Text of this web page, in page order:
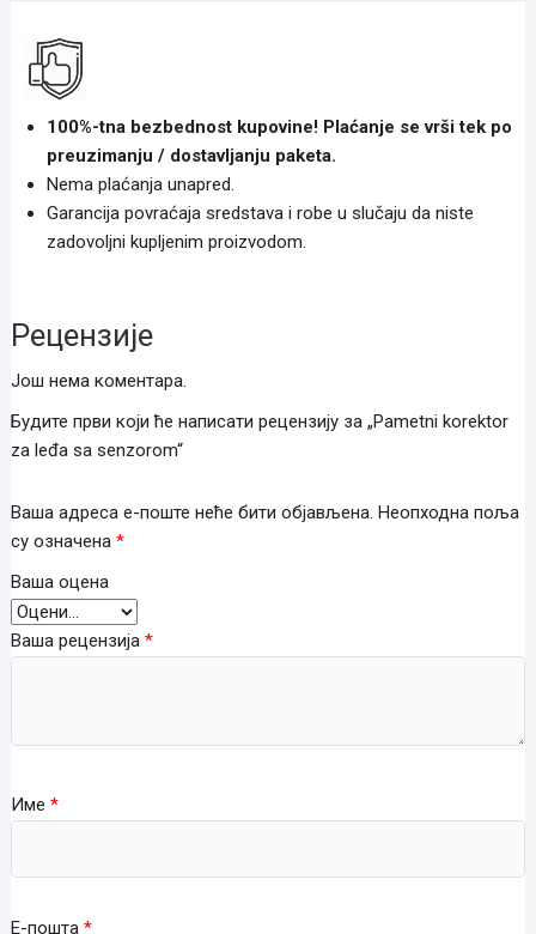
100%-tna bezbednost kupovine! Plaćanje se vrši tek po
preuzimanju / dostavljanju paketa.
Nema plaćanja unapred.
Garancija povraćaja sredstava i robe u slučaju da niste
zadovoljni kupljenim proizvodom.
Рецензије
Још нема коментара.
Будите први који ће написати рецензију за „Pametni korektor
za leđa sa senzorom“
Ваша адреса е-поште неће бити објављена. Неопходна поља
су означена *
Ваша оцена
Ваша рецензија *
Име *
Е-пошта *